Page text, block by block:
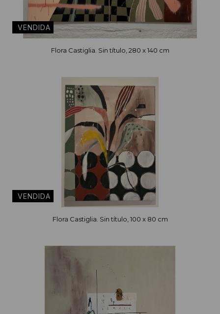
Flora Castiglia. Sin título, 280 x 140 cm
Flora Castiglia. Sin título, 100 x 80 cm